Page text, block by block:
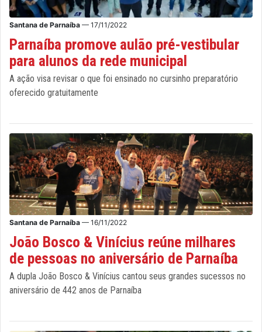
Santana de Parnaíba — 17/11/2022
Parnaíba promove aulão pré-vestibular
para alunos da rede municipal
A ação visa revisar o que foi ensinado no cursinho preparatório
oferecido gratuitamente
Santana de Parnaíba — 16/11/2022
João Bosco & Vinícius reúne milhares
de pessoas no aniversário de Parnaíba
A dupla João Bosco & Vinícius cantou seus grandes sucessos no
aniversário de 442 anos de Parnaíba